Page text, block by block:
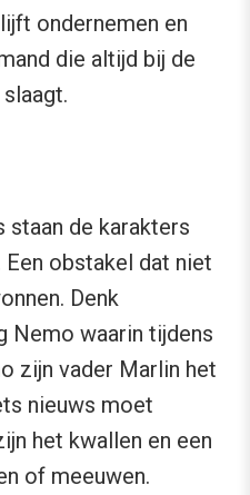
ondernemen en
die altijd bij de
staan de karakters
obstakel dat niet
Denk
Nemo waarin tijdens
zijn vader Marlin het
nieuws moet
het kwallen en een
of meeuwen.